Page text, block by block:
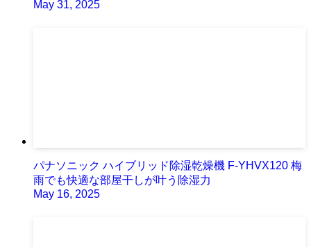
May 31, 2025
パナソニック ハイブリッド除湿乾燥機 F-YHVX120 梅
雨でも快適な部屋干しが叶う除湿力
May 16, 2025